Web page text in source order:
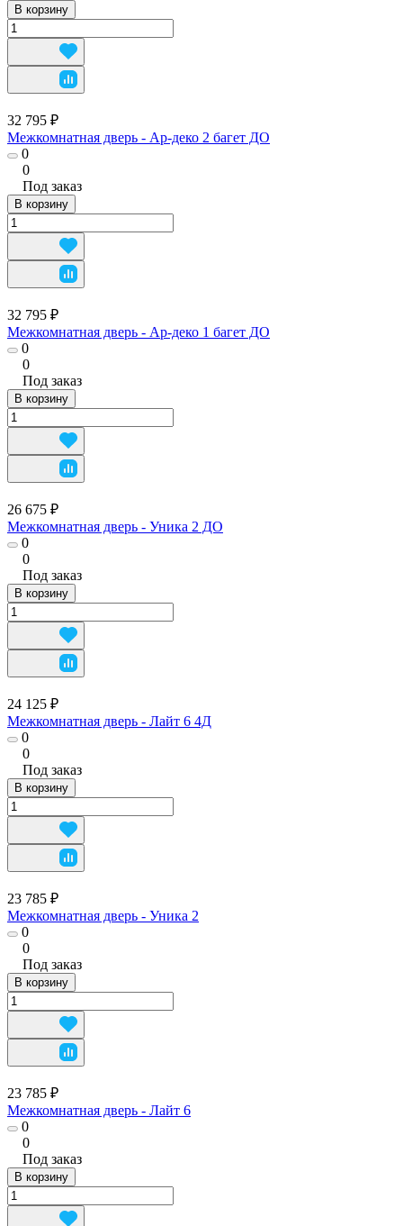
В корзину
32 795 ₽
Межкомнатная дверь - Ар-деко 2 багет ДО
0
0
Под заказ
В корзину
32 795 ₽
Межкомнатная дверь - Ар-деко 1 багет ДО
0
0
Под заказ
В корзину
26 675 ₽
Межкомнатная дверь - Уника 2 ДО
0
0
Под заказ
В корзину
24 125 ₽
Межкомнатная дверь - Лайт 6 4Д
0
0
Под заказ
В корзину
23 785 ₽
Межкомнатная дверь - Уника 2
0
0
Под заказ
В корзину
23 785 ₽
Межкомнатная дверь - Лайт 6
0
0
Под заказ
В корзину